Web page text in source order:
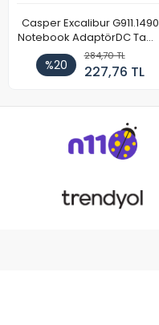
Casper Excalibur G911.1490
Notebook AdaptörDC Tamir
Kablosu
%20
284,70 TL
227,76 TL